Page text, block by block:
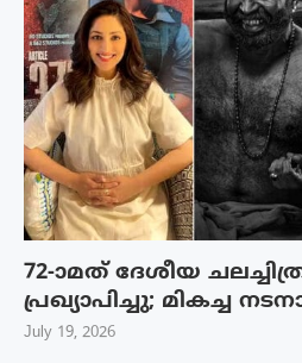
72-ാമത് ദേശീയ
പ്രഖ്യാപിച്ചു; മികച്ച
July 19, 2026